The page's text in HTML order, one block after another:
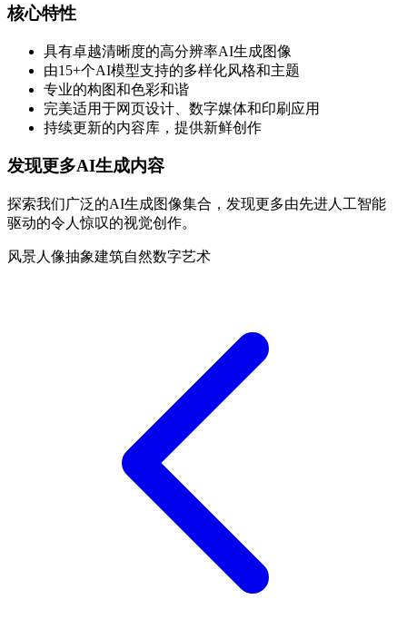
核心特性
具有卓越清晰度的高分辨率AI生成图像
由15+个AI模型支持的多样化风格和主题
专业的构图和色彩和谐
完美适用于网页设计、数字媒体和印刷应用
持续更新的内容库，提供新鲜创作
发现更多AI生成内容
探索我们广泛的AI生成图像集合，发现更多由先进人工智能
驱动的令人惊叹的视觉创作。
风景人像抽象建筑自然数字艺术